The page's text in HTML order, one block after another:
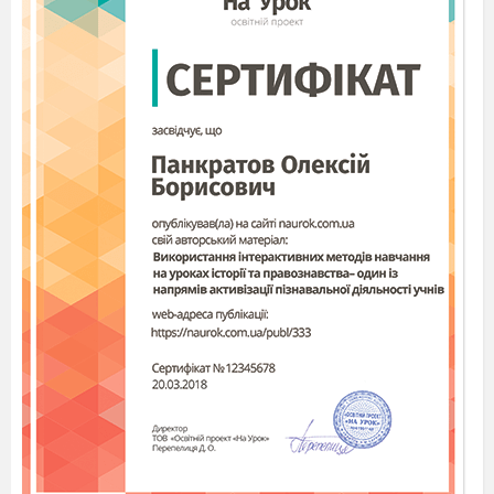
пропу-щено)
Не уникнете
відповідальності завтра
ухиляючись від неї сьогодні.
Ваш час обмежений не
витрачайте його живучи
чужим життям.
Роса починає спадати лише відчувши дотик
сонячного проміння.
Г Беручи від природи все чи можна чекати
милості від неї?
10.Уточнювальною обставиноюНЕ
УСКЛАДНЕНОречення
пропущено)
Там далеко десь поза снігами
нова весна з квітучими лугами.
Б
Назустріч підтюпцем
бігла бабуся в
спортивному костюмі.
В
Тут на березі на землі